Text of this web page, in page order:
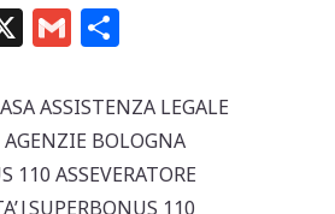
X G
ai
l
n
di
vi
ASSISTENZA LEGALE
BOLOGNA
110 ASSEVERATORE
110